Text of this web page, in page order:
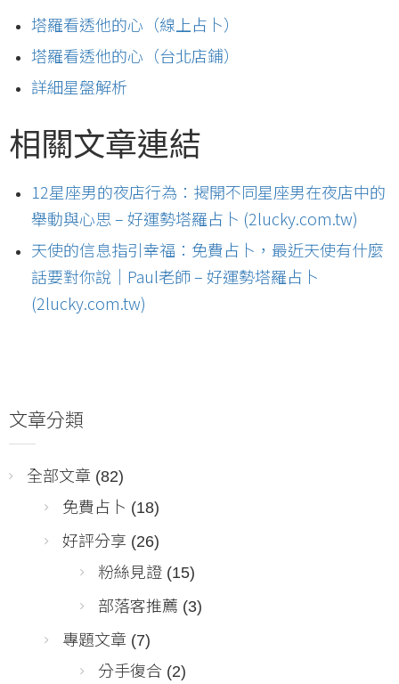
塔羅看透他的心（線上占卜）
塔羅看透他的心（台北店鋪）
詳細星盤解析
相關文章連結
12星座男的夜店行為：揭開不同星座男在夜店中的
舉動與心思 – 好運勢塔羅占卜 (2lucky.com.tw)
天使的信息指引幸福：免費占卜，最近天使有什麼
話要對你說｜Paul老師 – 好運勢塔羅占卜
(2lucky.com.tw)
文章分類
全部文章 (82)
免費占卜 (18)
好評分享 (26)
粉絲見證 (15)
部落客推薦 (3)
專題文章 (7)
分手復合 (2)